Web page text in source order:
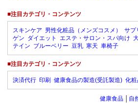
■注目カテゴリ・コンテンツ
スキンケア 男性化粧品（メンズコスメ） サプ
ゲン ダイエット エステ・サロン・スパ向け
テイン ブルーベリー 豆乳 寒天 車椅子
■注目カテゴリ・コンテンツ
決済代行 印刷 健康食品の製造(受託製造) 化
健康食品 自